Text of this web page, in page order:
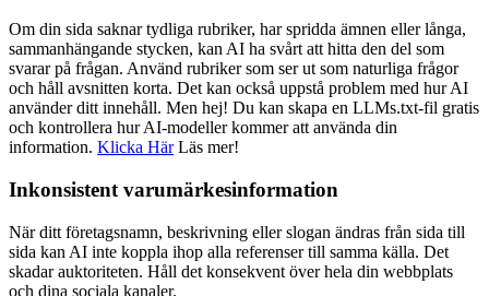
Om din sida saknar tydliga rubriker, har spridda ämnen eller långa,
sammanhängande stycken, kan AI ha svårt att hitta den del som
svarar på frågan. Använd rubriker som ser ut som naturliga frågor
och håll avsnitten korta. Det kan också uppstå problem med hur AI
använder ditt innehåll. Men hej! Du kan skapa en LLMs.txt-fil gratis
och kontrollera hur AI-modeller kommer att använda din
information. Klicka HärLäs mer!
Inkonsistent varumärkesinformation
När ditt företagsnamn, beskrivning eller slogan ändras från sida till
sida kan AI inte koppla ihop alla referenser till samma källa. Det
skadar auktoriteten. Håll det konsekvent över hela din webbplats
och dina sociala kanaler.